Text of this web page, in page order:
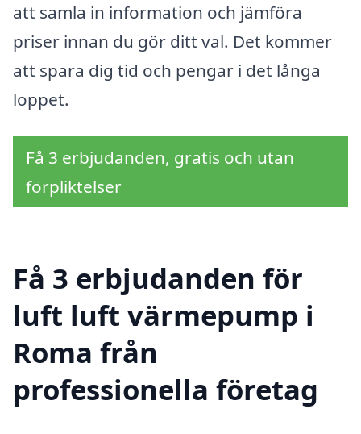
att samla in information och jämföra
priser innan du gör ditt val. Det kommer
att spara dig tid och pengar i det långa
loppet.
Få 3 erbjudanden, gratis och utan
förpliktelser
Få 3 erbjudanden för
luft luft värmepump i
Roma från
professionella företag